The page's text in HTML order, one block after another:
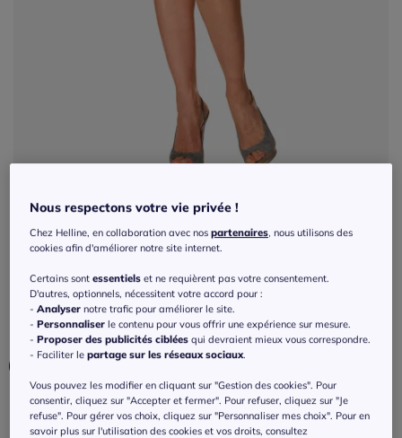
Corsaires avec poches élasthanne et coupe
droite ajustée
Réf : 639.335.050 3.9 /5- 21avis
Couleur :blanc
Choisir une couleur :
Nous respectons votre vie privée !
Chez Helline, en collaboration avec nospartenaires, nous utilisons des
cookies afin d'améliorer notre site internet.
Certains sontessentiels et ne requièrent pas votre consentement.
D'autres, optionnels, nécessitent votre accord pour :
-Analyser notre trafic pour améliorer le site.
-Personnaliser le contenu pour vous offrir une expérience sur mesure.
-Proposer des publicités ciblées qui devraient mieux vous correspondre.
- Faciliter lepartage sur les réseaux sociaux.
Vous pouvez les modifier en cliquant sur "Gestion des cookies". Pour
consentir, cliquez sur "Accepter et fermer". Pour refuser, cliquez sur "Je
refuse". Pour gérer vos choix, cliquez sur "Personnaliser mes choix". Pour en
savoir plus sur l'utilisation des cookies et vos droits, consultez